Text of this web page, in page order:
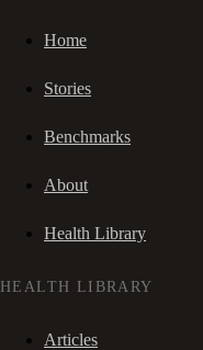
Home
Stories
Benchmarks
About
Health Library
HEALTH LIBRARY
Articles